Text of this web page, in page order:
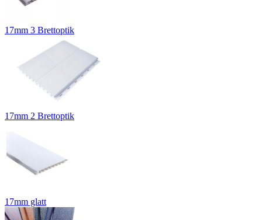
17mm 3 Brettoptik
17mm 2 Brettoptik
17mm glatt